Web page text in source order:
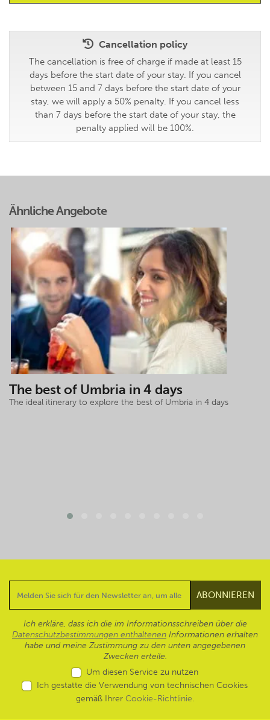
Cancellation policy
The cancellation is free of charge if made at least 15
days before the start date of your stay. If you cancel
between 15 and 7 days before the start date of your
stay, we will apply a 50% penalty. If you cancel less
than 7 days before the start date of your stay, the
penalty applied will be 100%.
Ähnliche Angebote
The best of Umbria in 4 days
The ideal itinerary to explore the best of Umbria in 4 days
Ich erkläre, dass ich die im Informationsschreiben über die
Datenschutzbestimmungen enthaltenen Informationen erhalten
habe und meine Zustimmung zu den unten angegebenen
Zwecken erteile.
Um diesen Service zu nutzen
Ich gestatte die Verwendung von technischen Cookies
gemäß Ihrer Cookie-Richtlinie.